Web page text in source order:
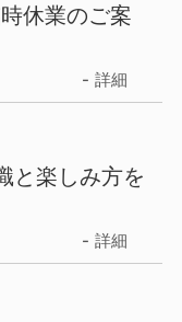
休業のご案
詳細
と楽しみ方を
詳細